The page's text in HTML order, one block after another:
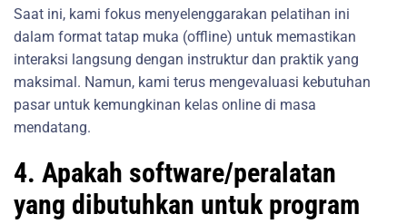
Saat ini, kami fokus menyelenggarakan pelatihan ini
dalam format tatap muka (offline) untuk memastikan
interaksi langsung dengan instruktur dan praktik yang
maksimal. Namun, kami terus mengevaluasi kebutuhan
pasar untuk kemungkinan kelas online di masa
mendatang.
4. Apakah software/peralatan
yang dibutuhkan untuk program